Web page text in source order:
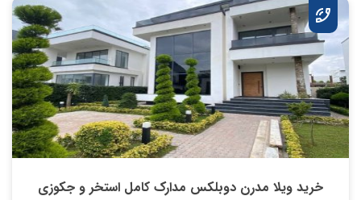
خرید ویلا مدرن دوبلکس مدارک کامل استخر و جکوزی